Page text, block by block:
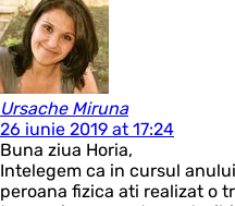
Ursache Miruna
26 iunie 2019 at 17:24
Buna ziua Horia,
Intelegem ca in cursul
peroana fizica ati realizat o